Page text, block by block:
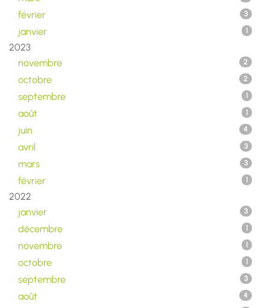
février 3
janvier 1
2023
novembre
2
octobre 2
septembre 1
août 1
juin 4
avril 3
mars 3
février 1
2022
janvier
3
décembre 1
novembre 1
octobre 1
septembre 3
août 4